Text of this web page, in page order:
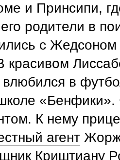
и Принсипи,
родители в
с Жедсоном
красивом
влюбился в
К нему
агент
Криштиану